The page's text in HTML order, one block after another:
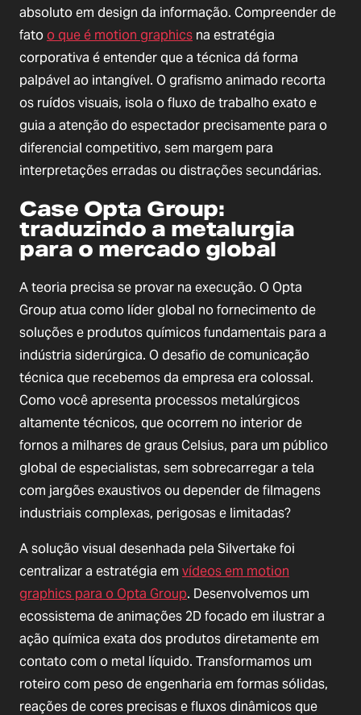
absoluto em design da informação. Compreender de
fatoo que é motion graphics na estratégia
corporativa é entender que a técnica dá forma
palpável ao intangível. O grafismo animado recorta
os ruídos visuais, isola o fluxo de trabalho exato e
guia a atenção do espectador precisamente para o
diferencial competitivo, sem margem para
interpretações erradas ou distrações secundárias.
Case Opta Group:
traduzindo a metalurgia
para o mercado global
A teoria precisa se provar na execução. O Opta
Group atua como líder global no fornecimento de
soluções e produtos químicos fundamentais para a
indústria siderúrgica. O desafio de comunicação
técnica que recebemos da empresa era colossal.
Como você apresenta processos metalúrgicos
altamente técnicos, que ocorrem no interior de
fornos a milhares de graus Celsius, para um público
global de especialistas, sem sobrecarregar a tela
com jargões exaustivos ou depender de filmagens
industriais complexas, perigosas e limitadas?
A solução visual desenhada pela Silvertake foi
centralizar a estratégia em vídeos em motion
graphics para o Opta Group. Desenvolvemos um
ecossistema de animações 2D focado em ilustrar a
ação química exata dos produtos diretamente em
contato com o metal líquido. Transformamos um
roteiro com peso de engenharia em formas sólidas,
reações de cores precisas e fluxos dinâmicos que